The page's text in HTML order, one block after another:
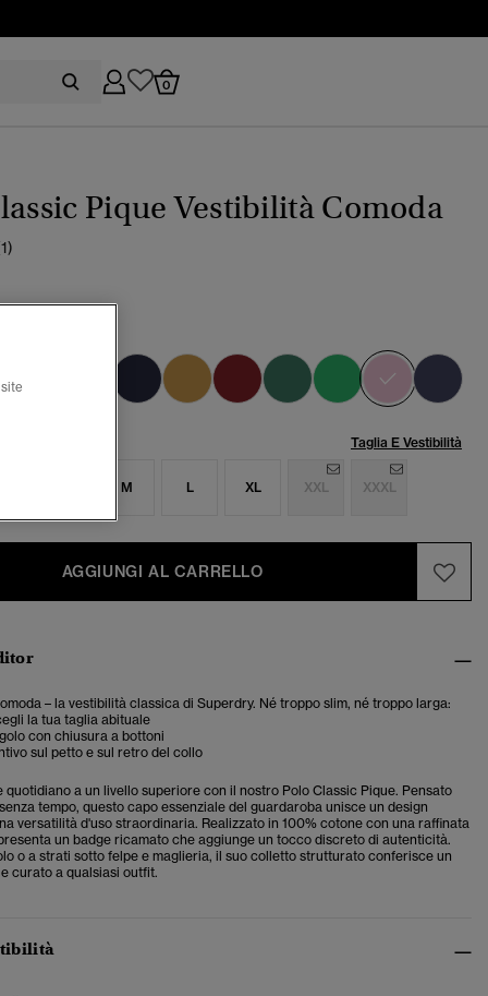
0
Pique Vestibilità Comoda
Taglia E Vestibilità
M L XL XXL XXXL
AGGIUNGI AL CARRELLO
– la vestibilità classica di Superdry. Né troppo slim, né troppo larga:
la tua taglia abituale
con chiusura a bottoni
sul petto e sul retro del collo
quotidiano a un livello superiore con il nostro Polo Classic Pique. Pensato
tempo, questo capo essenziale del guardaroba unisce un design
versatilità d'uso straordinaria. Realizzato in 100% cotone con una raffinata
un badge ricamato che aggiunge un tocco discreto di autenticità.
o a strati sotto felpe e maglieria, il suo colletto strutturato conferisce un
curato a qualsiasi outfit.